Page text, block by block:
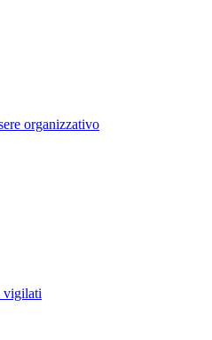
organizzativo
vigilati